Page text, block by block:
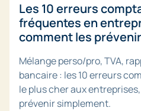
Les 10 erreurs
fréquentes en
comment les
Mélange perso/pro, TVA,
bancaire : les 10 erreurs
le plus cher aux
prévenir simplement.